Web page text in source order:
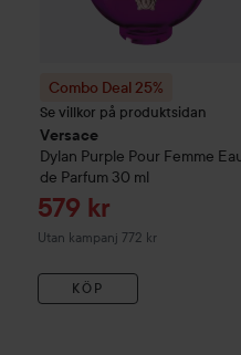
Combo Deal 25%
Se villkor på produktsidan
Versace
Dylan Purple Pour Femme
de Parfum 30 ml
Reapris
579 kr
Utan kampanj 772 kr
KÖP